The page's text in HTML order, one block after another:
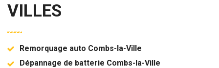
VILLES
Remorquage auto Combs-la-Ville
Dépannage de batterie Combs-la-Ville